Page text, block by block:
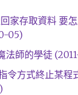
家存取資料 要
05)
法師的學徒
令方式終止某程